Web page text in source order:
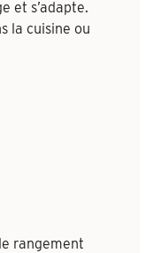
et s’adapte.
la cuisine ou
rangement